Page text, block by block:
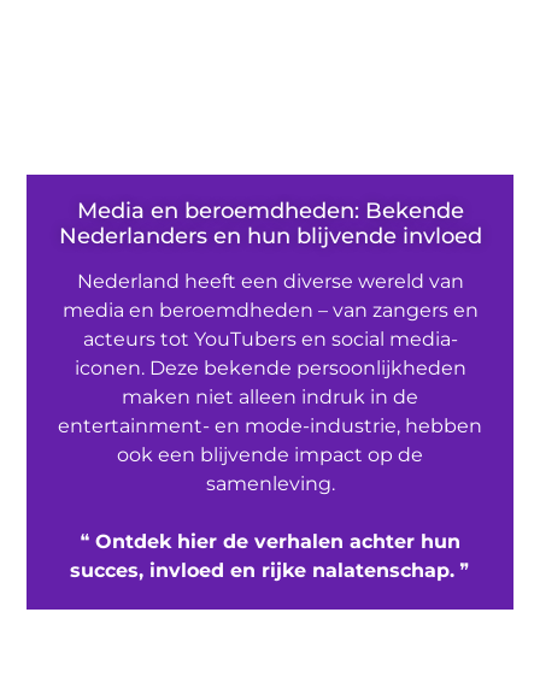
Media en beroemdheden: Bekende
Nederlanders en hun blijvende invloed
Nederland heeft een diverse wereld van
media en beroemdheden – van zangers en
acteurs tot YouTubers en social media-
iconen. Deze bekende persoonlijkheden
maken niet alleen indruk in de
entertainment- en mode-industrie, hebben
ook een blijvende impact op de
samenleving.
❝ Ontdek hier de verhalen achter hun
succes, invloed en rijke nalatenschap. ❞